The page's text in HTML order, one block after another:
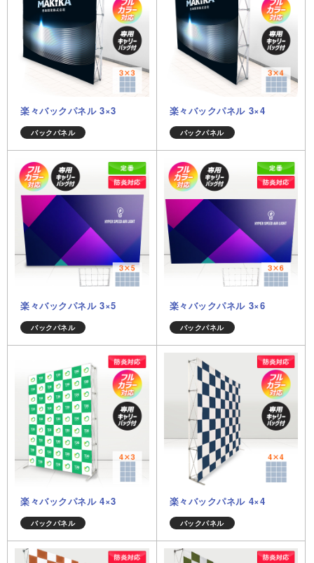
楽々バックパネル 3×3
バックパネル
楽々バックパネル 3×4
バックパネル
楽々バックパネル 3×5
バックパネル
楽々バックパネル 3×6
バックパネル
楽々バックパネル 4×3
バックパネル
楽々バックパネル 4×4
バックパネル